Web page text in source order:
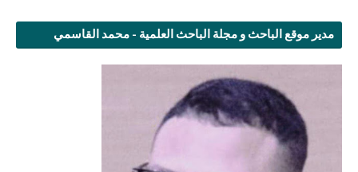
مدير موقع الباحث و مجلة الباحث العلمية - محمد القاسمي